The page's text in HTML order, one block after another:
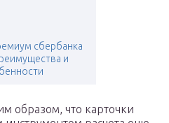
сбербанка
и
образом, что карточки